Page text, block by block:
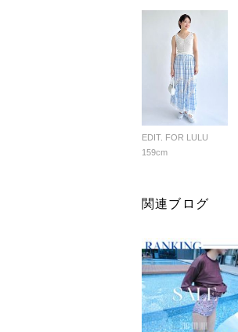
EDIT. FOR LULU
159cm
関連ブログ